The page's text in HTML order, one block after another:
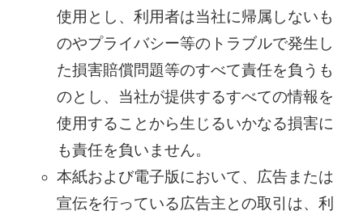
使用とし、利用者は当社に帰属しないも
のやプライバシー等のトラブルで発生し
た損害賠償問題等のすべて責任を負うも
のとし、当社が提供するすべての情報を
使用することから生じるいかなる損害に
も責任を負いません。
本紙および電子版において、広告または
宣伝を行っている広告主との取引は、利